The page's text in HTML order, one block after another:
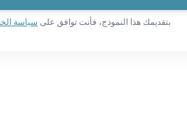
بتقديمك هذا النموذج، فأنت توافق على سياسة